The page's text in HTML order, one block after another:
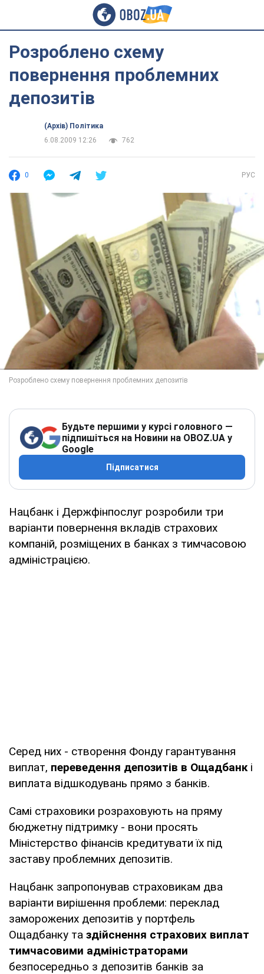
Розроблено схему
повернення проблемних
депозитів
(Архів) Політика
6.08.2009 12:26
762
0 РУС
Будьте першими у курсі головного —
підпишіться на Новини на OBOZ.UA у
Google
Підписатися
Нацбанк і Держфінпослуг розробили три
варіанти повернення вкладів страхових
компаній, розміщених в банках з тимчасовою
адміністрацією.
Серед них - створення Фонду гарантування
виплат, переведення депозитів в Ощадбанкі
виплата відшкодувань прямо з банків.
Самі страховики розраховують на пряму
бюджетну підтримку - вони просять
Міністерство фінансів кредитувати їх під
заставу проблемних депозитів.
Нацбанк запропонував страховикам два
варіанти вирішення проблеми: переклад
заморожених депозитів у портфель
Ощадбанку та здійснення страхових виплат
тимчасовими адміністраторами
безпосередньо з депозитів банків за